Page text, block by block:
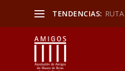
TENDENCIAS: